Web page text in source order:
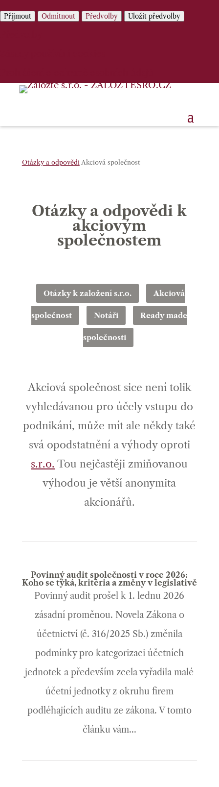
Přijmout Odmítnout Předvolby Uložit předvolby
Otázky a odpovědi Akciová společnost
Otázky a odpovědi k
akciovým
společnostem
Otázky k založení s.r.o. Akciová
společnost Notáři Ready made
společnosti
Akciová společnost sice není tolik
vyhledávanou pro účely vstupu do
podnikání, může mít ale někdy také
svá opodstatnění a výhody oproti
s.r.o. Tou nejčastěji zmiňovanou
výhodou je větší anonymita
akcionářů.
Povinný audit společnosti v roce 2026:
Koho se týká, kritéria a změny v legislativě
Povinný audit prošel k 1. lednu 2026
zásadní proměnou. Novela Zákona o
účetnictví (č. 316/2025 Sb.) změnila
podmínky pro kategorizaci účetních
jednotek a především zcela vyřadila malé
účetní jednotky z okruhu firem
podléhajících auditu ze zákona. V tomto
článku vám...